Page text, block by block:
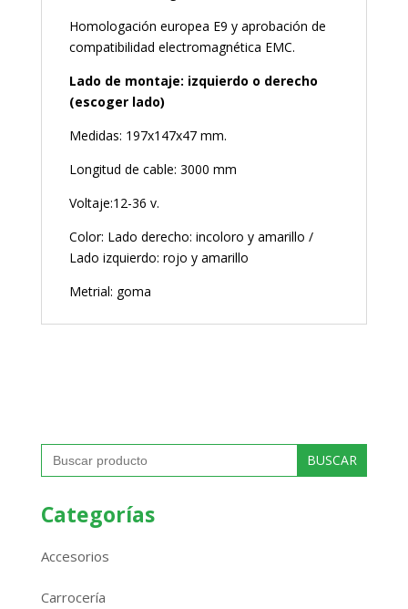
Homologación europea E9 y aprobación de
compatibilidad electromagnética EMC.
Lado de montaje: izquierdo o derecho
(escoger lado)
Medidas: 197x147x47 mm.
Longitud de cable: 3000 mm
Voltaje:12-36 v.
Color: Lado derecho: incoloro y amarillo /
Lado izquierdo: rojo y amarillo
Metrial: goma
Buscar:
Categorías
Accesorios
Carrocería